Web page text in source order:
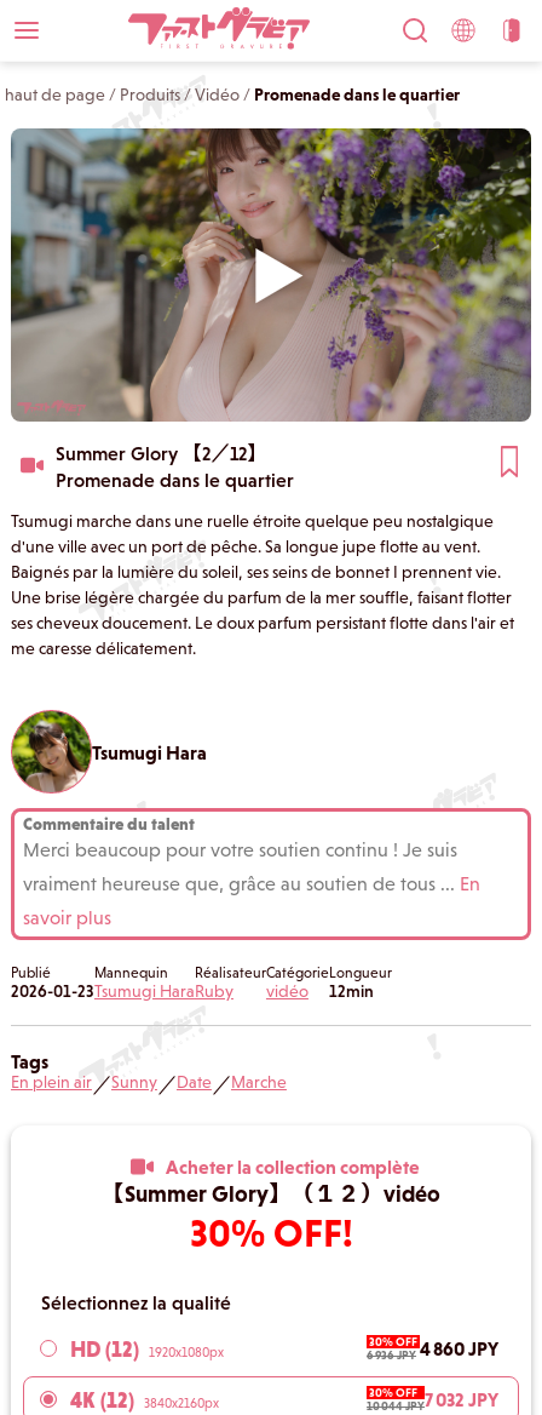
haut de page / Produits/Vidéo / Promenade dans le quartier
Summer Glory 【2／12】
Promenade dans le quartier
Tsumugi marche dans une ruelle étroite quelque peu nostalgique
d'une ville avec un port de pêche. Sa longue jupe flotte au vent.
Baignés par la lumière du soleil, ses seins de bonnet I prennent vie.
Une brise légère chargée du parfum de la mer souffle, faisant flotter
ses cheveux doucement. Le doux parfum persistant flotte dans l'air et
me caresse délicatement.
Tsumugi Hara
Commentaire du talent
Merci beaucoup pour votre soutien continu ! Je suis
vraiment heureuse que, grâce au soutien de tous ... En
savoir plus
Publié
2026-01-23
Mannequin
Tsumugi Hara
Réalisateur
Ruby
Catégorie
vidéo
Longueur
12min
Tags
En plein air／Sunny／Date／Marche
Acheter la collection complète
【Summer Glory】（１２）vidéo
30% OFF!
Sélectionnez la qualité
HD (12) 1920x1080px
30% OFF
6 936 JPY 4 860 JPY
4K (12) 3840x2160px
30% OFF
10 044 JPY7 032 JPY